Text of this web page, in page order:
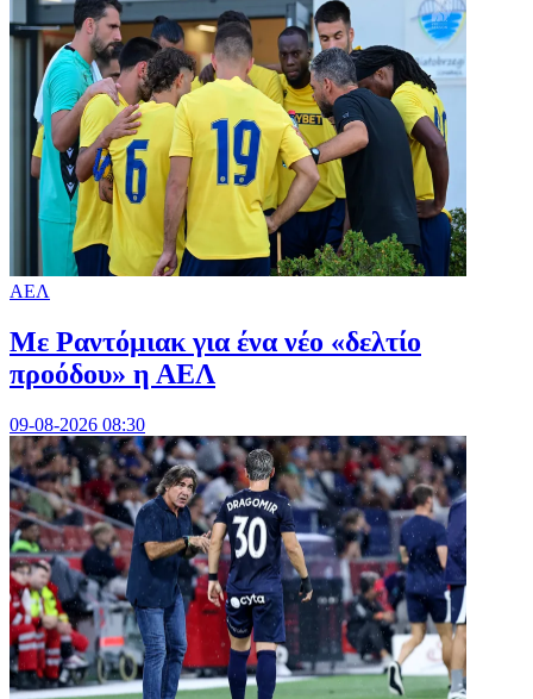
ΑΕΛ
Με Ραντόμιακ για ένα νέο «δελτίο
προόδου» η ΑΕΛ
09-08-2026 08:30